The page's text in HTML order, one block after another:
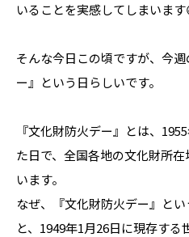
いることを実感してしまいます
そんな今日この頃ですが、今
ー』という日らしいです。
『文化財防火デー』とは、
た日で、全国各地の文化財所
います。
なぜ、『文化財防火デー』と
と、1949年1月26日に現存す